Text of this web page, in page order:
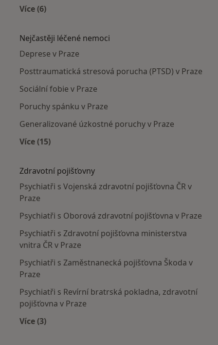
Více (6)
Nejčastěji léčené nemoci
Deprese v Praze
Posttraumatická stresová porucha (PTSD) v Praze
Sociální fobie v Praze
Poruchy spánku v Praze
Generalizované úzkostné poruchy v Praze
Více (15)
Zdravotní pojišťovny
Psychiatři s Vojenská zdravotní pojišťovna ČR v
Praze
Psychiatři s Oborová zdravotní pojišťovna v Praze
Psychiatři s Zdravotní pojišťovna ministerstva
vnitra ČR v Praze
Psychiatři s Zaměstnanecká pojišťovna Škoda v
Praze
Psychiatři s Revírní bratrská pokladna, zdravotní
pojišťovna v Praze
Více (3)